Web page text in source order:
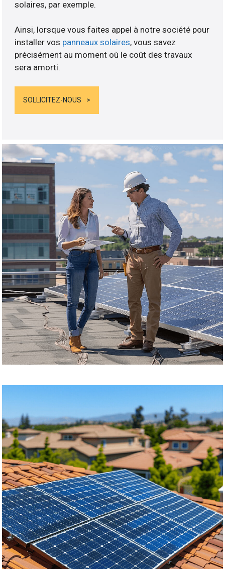
solaires, par exemple.
Ainsi, lorsque vous faites appel à notre société pour
installer vos panneaux solaires, vous savez
précisément au moment où le coût des travaux
sera amorti.
SOLLICITEZ-NOUS